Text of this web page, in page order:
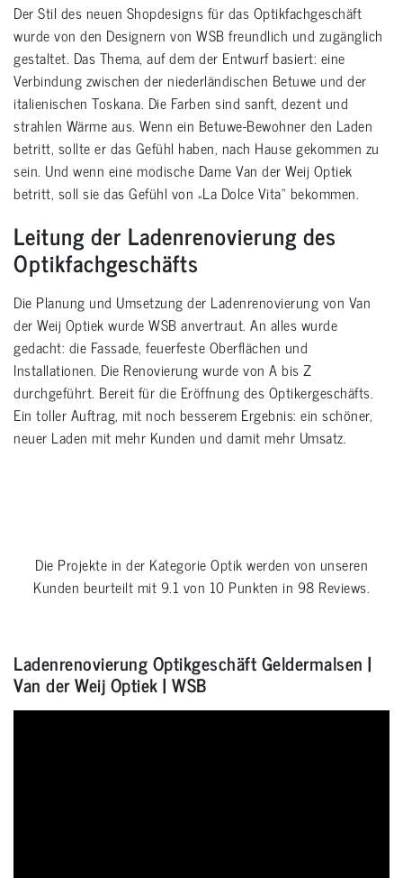
Der Stil des neuen Shopdesigns für das Optikfachgeschäft
wurde von den Designern von WSB freundlich und zugänglich
gestaltet. Das Thema, auf dem der Entwurf basiert: eine
Verbindung zwischen der niederländischen Betuwe und der
italienischen Toskana. Die Farben sind sanft, dezent und
strahlen Wärme aus. Wenn ein Betuwe-Bewohner den Laden
betritt, sollte er das Gefühl haben, nach Hause gekommen zu
sein. Und wenn eine modische Dame Van der Weij Optiek
betritt, soll sie das Gefühl von „La Dolce Vita“ bekommen.
Leitung der Ladenrenovierung des
Optikfachgeschäfts
Die Planung und Umsetzung der Ladenrenovierung von Van
der Weij Optiek wurde WSB anvertraut. An alles wurde
gedacht: die Fassade, feuerfeste Oberflächen und
Installationen. Die Renovierung wurde von A bis Z
durchgeführt. Bereit für die Eröffnung des Optikergeschäfts.
Ein toller Auftrag, mit noch besserem Ergebnis: ein schöner,
neuer Laden mit mehr Kunden und damit mehr Umsatz.
Die Projekte in der KategorieOptikwerden von unseren
Kunden beurteilt mit9.1 von 10 Punkten in 98 Reviews.
Ladenrenovierung Optikgeschäft Geldermalsen |
Van der Weij Optiek | WSB